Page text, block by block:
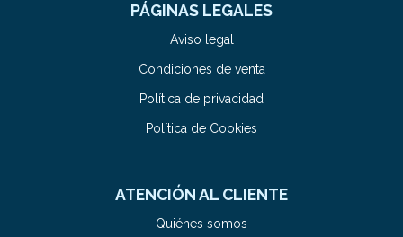
PÁGINAS LEGALES
Aviso legal
Condiciones de venta
Política de privacidad
Política de Cookies
ATENCIÓN AL CLIENTE
Quiénes somos